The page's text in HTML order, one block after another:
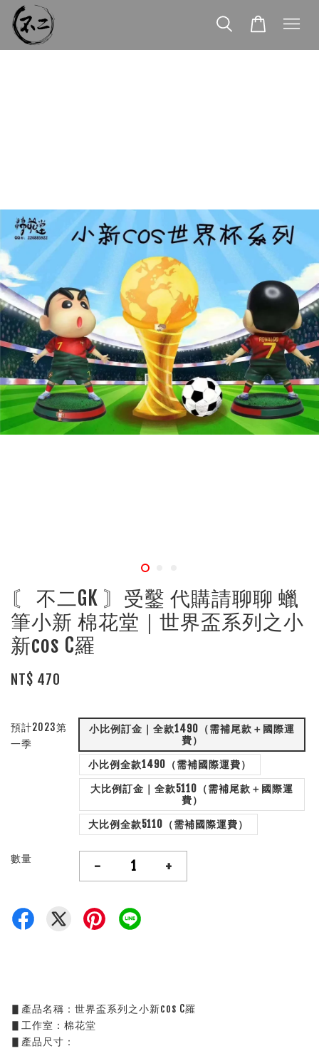
〘 不二GK 〙受鑿 代購請聊聊 蠟
筆小新 棉花堂｜世界盃系列之小
新cos C羅
NT$ 470
預計2023第
一季
小比例訂金｜全款1490（需補尾款＋國際運
費）
小比例全款1490（需補國際運費）
大比例訂金｜全款5110（需補尾款＋國際運
費）
大比例全款5110（需補國際運費）
數量 - +
▋產品名稱：世界盃系列之小新cos C羅
▋工作室：棉花堂
▋產品尺寸：